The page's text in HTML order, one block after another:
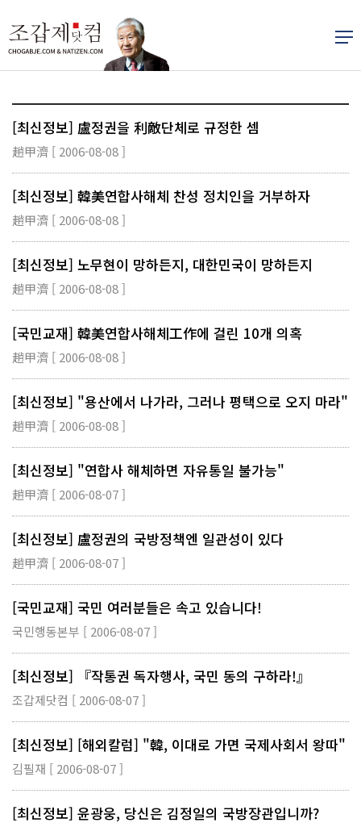
[최신정보] 盧정권을 利敵단체로 규정한 셈
趙甲濟 [ 2006-08-08 ]
[최신정보] 韓美연합사해체 찬성 정치인을 거부하자
趙甲濟 [ 2006-08-08 ]
[최신정보] 노무현이 망하든지, 대한민국이 망하든지
趙甲濟 [ 2006-08-08 ]
[국민교재] 韓美연합사해체工作에 걸린 10개 의혹
趙甲濟 [ 2006-08-08 ]
[최신정보] "용산에서 나가라, 그러나 평택으로 오지 마라"
趙甲濟 [ 2006-08-08 ]
[최신정보] "연합사 해체하면 자유통일 불가능"
趙甲濟 [ 2006-08-07 ]
[최신정보] 盧정권의 국방정책엔 일관성이 있다
趙甲濟 [ 2006-08-07 ]
[국민교재] 국민 여러분들은 속고 있습니다!
국민행동본부 [ 2006-08-07 ]
[최신정보] 『작통권 독자행사, 국민 동의 구하라!』
조갑제닷컴 [ 2006-08-07 ]
[최신정보] [해외칼럼] "韓, 이대로 가면 국제사회서 왕따"
김필재 [ 2006-08-07 ]
[최신정보] 윤광웅, 당신은 김정일의 국방장관입니까?